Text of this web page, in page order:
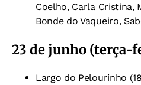
Coelho, Carla Cristina,
Bonde do Vaqueiro,
23 de junho (terça-
Largo do Pelourinho